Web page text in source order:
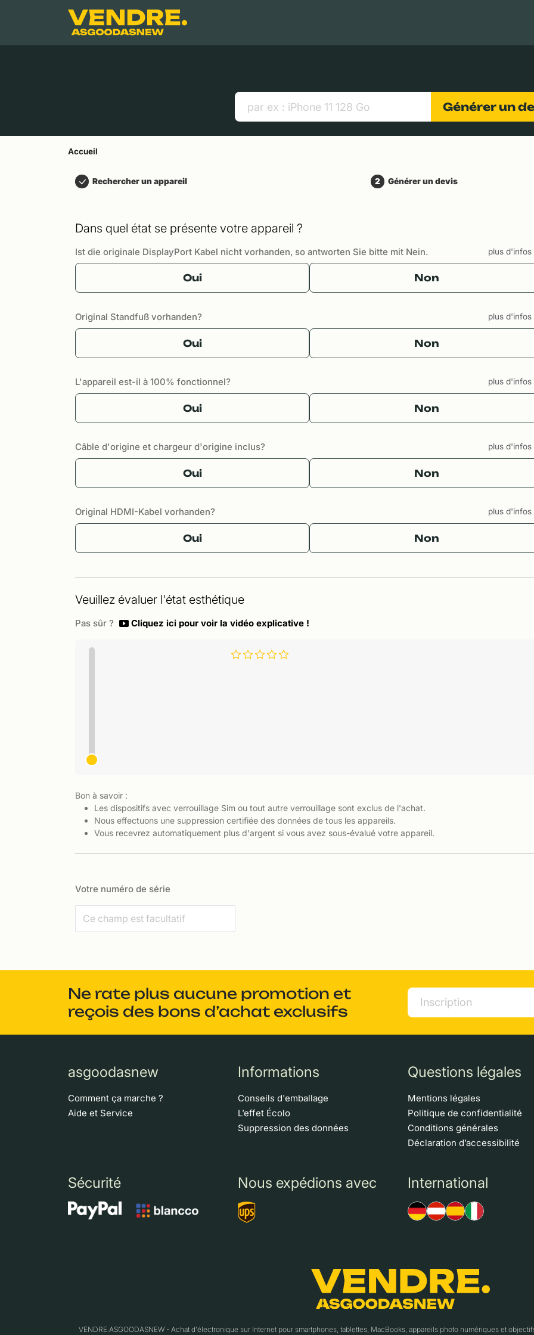
Contenu principal
Générer un
Accueil
Rechercher un appareil 2 Générer un devis
Dans quel état se présente votre appareil ?
Ist die originale DisplayPort Kabel nicht vorhanden, so antworten Sie bitte mit Nein. plus d'infos
Oui Non
Original Standfuß vorhanden? plus d'infos
Oui Non
L'appareil est-il à 100% fonctionnel? plus d'infos
Oui Non
Câble d'origine et chargeur d'origine inclus? plus d'infos
Oui Non
Original HDMI-Kabel vorhanden? plus d'infos
Oui Non
Veuillez évaluer l'état esthétique
Pas sûr ? Cliquez ici pour voir la vidéo explicative !
Bon à savoir :
Les dispositifs avec verrouillage Sim ou tout autre verrouillage sont exclus de l'achat.
Nous effectuons une suppression certifiée des données de tous les appareils.
Vous recevrez automatiquement plus d'argent si vous avez sous-évalué votre appareil.
Votre numéro de série
Ne rate plus aucune promotion et
reçois des bons d’achat exclusifs
asgoodasnew
Comment ça marche ?
Aide et Service
Informations
Conseils d'emballage
L’effet Écolo
Suppression des données
Questions légales
Mentions légales
Politique de confidentialité
Conditions générales
Déclaration d’accessibilité
Sécurité Nous expédions avec International
VENDRE.ASGOODASNEW - Achat d'électronique sur Internet pour smartphones, tablettes, MacBooks, appareils photo numériques et